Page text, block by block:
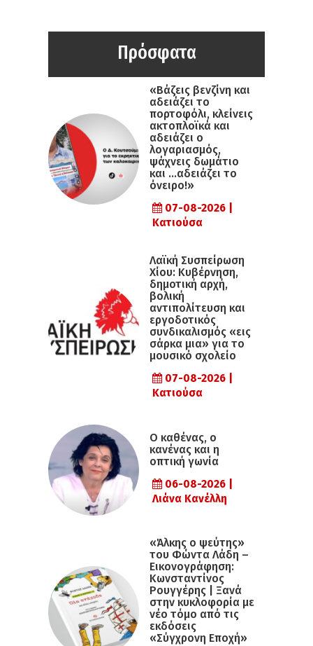
Πρόσφατα
«Βάζεις βενζίνη και
αδειάζει το
πορτοφόλι, κλείνεις
ακτοπλοϊκά και
αδειάζει ο
λογαριασμός,
ψάχνεις δωμάτιο
και …αδειάζει το
όνειρο!»
07-08-2026 |
Κατιούσα
Λαϊκή Συσπείρωση
Χίου: Κυβέρνηση,
δημοτική αρχή,
βολική
αντιπολίτευση και
εργοδοτικός
συνδικαλισμός «εις
σάρκα μια» για το
μουσικό σχολείο
07-08-2026 |
Κατιούσα
Ο καθένας, ο
κανένας και η
οπτική γωνία
06-08-2026 |
Λιάνα Κανέλλη
«Άλκης ο ψεύτης»
του Φώντα Λάδη –
Εικονογράφηση:
Κωνσταντίνος
Ρουγγέρης | Ξανά
στην κυκλοφορία με
νέο τόμο από τις
εκδόσεις
«Σύγχρονη Εποχή»